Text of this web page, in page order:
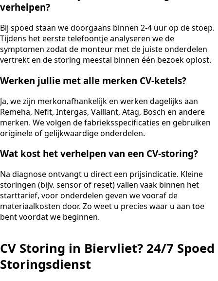
verhelpen?
Bij spoed staan we doorgaans binnen 2-4 uur op de stoep.
Tijdens het eerste telefoontje analyseren we de
symptomen zodat de monteur met de juiste onderdelen
vertrekt en de storing meestal binnen één bezoek oplost.
Werken jullie met alle merken CV-ketels?
Ja, we zijn merkonafhankelijk en werken dagelijks aan
Remeha, Nefit, Intergas, Vaillant, Atag, Bosch en andere
merken. We volgen de fabrieksspecificaties en gebruiken
originele of gelijkwaardige onderdelen.
Wat kost het verhelpen van een CV-storing?
Na diagnose ontvangt u direct een prijsindicatie. Kleine
storingen (bijv. sensor of reset) vallen vaak binnen het
starttarief, voor onderdelen geven we vooraf de
materiaalkosten door. Zo weet u precies waar u aan toe
bent voordat we beginnen.
CV Storing in Biervliet? 24/7 Spoed
Storingsdienst